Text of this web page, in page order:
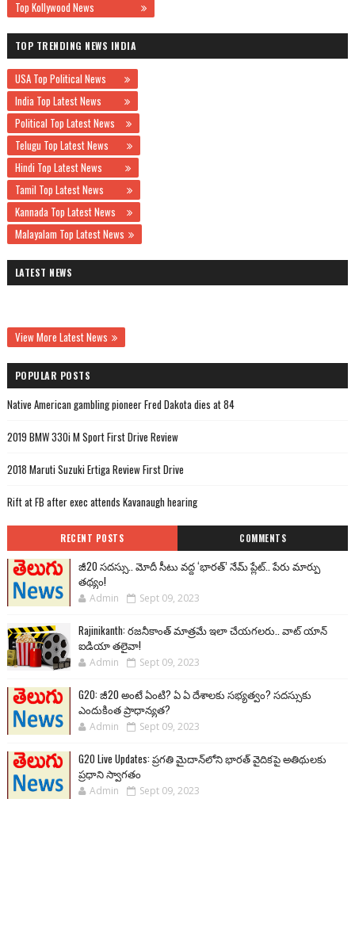
Top Kollywood News
TOP TRENDING NEWS INDIA
USA Top Political News
India Top Latest News
Political Top Latest News
Telugu Top Latest News
Hindi Top Latest News
Tamil Top Latest News
Kannada Top Latest News
Malayalam Top Latest News
LATEST NEWS
View More Latest News
POPULAR POSTS
Native American gambling pioneer Fred Dakota dies at 84
2019 BMW 330i M Sport First Drive Review
2018 Maruti Suzuki Ertiga Review First Drive
Rift at FB after exec attends Kavanaugh hearing
RECENT POSTS COMMENTS
జీ20 సదస్సు.. మోదీ సీటు వద్ద ‘భారత్’ నేమ్ ప్లేట్‌.. పేరు మార్పు
తథ్యం!
Admin Sept 09, 2023
Rajinikanth: రజనీకాంత్ మాత్రమే ఇలా చేయగలరు.. వాట్ యాన్
ఐడియా తలైవా!
Admin Sept 09, 2023
G20: జీ20 అంటే ఏంటి? ఏ ఏ దేశాలకు సభ్యత్వం? సదస్సుకు
ఎందుకింత ప్రాధాన్యత?
Admin Sept 09, 2023
G20 Live Updates: ప్రగతి మైదాన్‌లోని భారత్ వైదికపై అతిథులకు
ప్రధాని స్వాగతం
Admin Sept 09, 2023